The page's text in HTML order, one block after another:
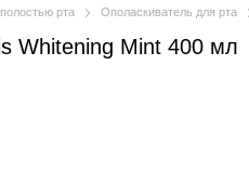
рта Ополаскиватель для рта
Whitening Mint 400 мл